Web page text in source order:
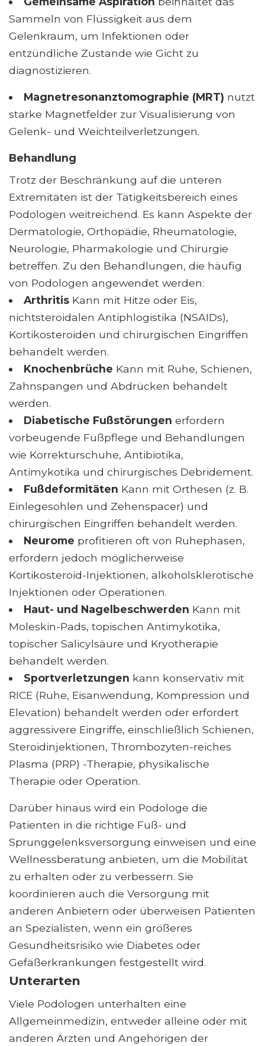
Sammeln von Flüssigkeit aus dem
Gelenkraum, um Infektionen oder
entzündliche Zustände wie Gicht zu
diagnostizieren.
Magnetresonanztomographie (MRT) nutzt
starke Magnetfelder zur Visualisierung von
Gelenk- und Weichteilverletzungen.
Behandlung
Trotz der Beschränkung auf die unteren
Extremitäten ist der Tätigkeitsbereich eines
Podologen weitreichend. Es kann Aspekte der
Dermatologie, Orthopädie, Rheumatologie,
Neurologie, Pharmakologie und Chirurgie
betreffen. Zu den Behandlungen, die häufig
von Podologen angewendet werden:
ArthritisKann mit Hitze oder Eis,
nichtsteroidalen Antiphlogistika (NSAIDs),
Kortikosteroiden und chirurgischen Eingriffen
behandelt werden.
Knochenbrüche Kann mit Ruhe, Schienen,
Zahnspangen und Abdrücken behandelt
werden.
Diabetische Fußstörungen erfordern
vorbeugende Fußpflege und Behandlungen
wie Korrekturschuhe, Antibiotika,
Antimykotika und chirurgisches Debridement.
Fußdeformitäten Kann mit Orthesen (z. B.
Einlegesohlen und Zehenspacer) und
chirurgischen Eingriffen behandelt werden.
Neurome profitieren oft von Ruhephasen,
erfordern jedoch möglicherweise
Kortikosteroid-Injektionen, alkoholsklerotische
Injektionen oder Operationen.
Haut- und Nagelbeschwerden Kann mit
Moleskin-Pads, topischen Antimykotika,
topischer Salicylsäure und Kryotherapie
behandelt werden.
Sportverletzungen kann konservativ mit
RICE (Ruhe, Eisanwendung, Kompression und
Elevation) behandelt werden oder erfordert
aggressivere Eingriffe, einschließlich Schienen,
Steroidinjektionen, Thrombozyten-reiches
Plasma (PRP) -Therapie, physikalische
Therapie oder Operation.
Darüber hinaus wird ein Podologe die
Patienten in die richtige Fuß- und
Sprunggelenksversorgung einweisen und eine
Wellnessberatung anbieten, um die Mobilität
zu erhalten oder zu verbessern. Sie
koordinieren auch die Versorgung mit
anderen Anbietern oder überweisen Patienten
an Spezialisten, wenn ein größeres
Gesundheitsrisiko wie Diabetes oder
Gefäßerkrankungen festgestellt wird.
Unterarten
Viele Podologen unterhalten eine
Allgemeinmedizin, entweder alleine oder mit
anderen Ärzten und Angehörigen der